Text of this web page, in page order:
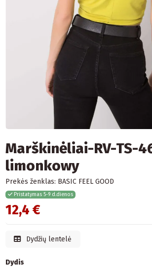
Marškinėliai-RV-TS-
limonkowy
Prekės ženklas: BASIC FEEL GOOD
Pristatymas 5-9 d.dienos
12,4 €
Dydžių lentelė
Dydis